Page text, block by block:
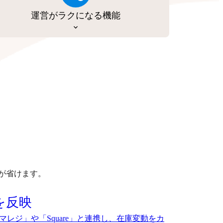
運営がラクになる機能
けます。
反映
レジ」や「Square」と連携し、在庫変動をカ